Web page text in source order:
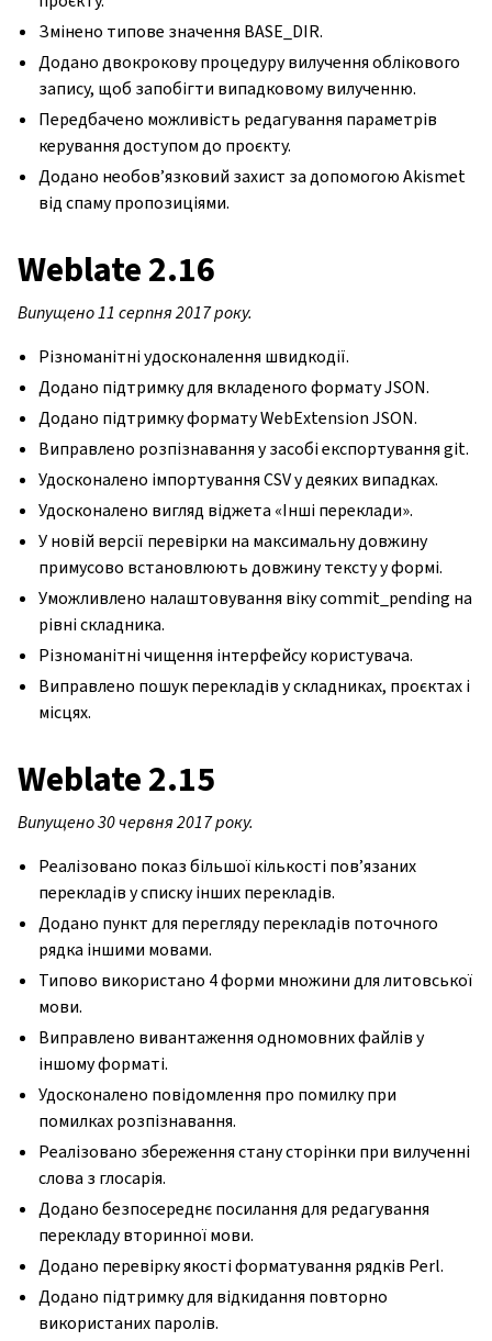
Змінено типове значення BASE_DIR.
Додано двокрокову процедуру вилучення облікового
запису, щоб запобігти випадковому вилученню.
Передбачено можливість редагування параметрів
керування доступом до проєкту.
Додано необов’язковий захист за допомогою Akismet
від спаму пропозиціями.
Weblate 2.16
Випущено 11 серпня 2017 року.
Різноманітні удосконалення швидкодії.
Додано підтримку для вкладеного формату JSON.
Додано підтримку формату WebExtension JSON.
Виправлено розпізнавання у засобі експортування git.
Удосконалено імпортування CSV у деяких випадках.
Удосконалено вигляд віджета «Інші переклади».
У новій версії перевірки на максимальну довжину
примусово встановлюють довжину тексту у формі.
Уможливлено налаштовування віку commit_pending на
рівні складника.
Різноманітні чищення інтерфейсу користувача.
Виправлено пошук перекладів у складниках, проєктах і
місцях.
Weblate 2.15
Випущено 30 червня 2017 року.
Реалізовано показ більшої кількості пов’язаних
перекладів у списку інших перекладів.
Додано пункт для перегляду перекладів поточного
рядка іншими мовами.
Типово використано 4 форми множини для литовської
мови.
Виправлено вивантаження одномовних файлів у
іншому форматі.
Удосконалено повідомлення про помилку при
помилках розпізнавання.
Реалізовано збереження стану сторінки при вилученні
слова з глосарія.
Додано безпосереднє посилання для редагування
перекладу вторинної мови.
Додано перевірку якості форматування рядків Perl.
Додано підтримку для відкидання повторно
використаних паролів.